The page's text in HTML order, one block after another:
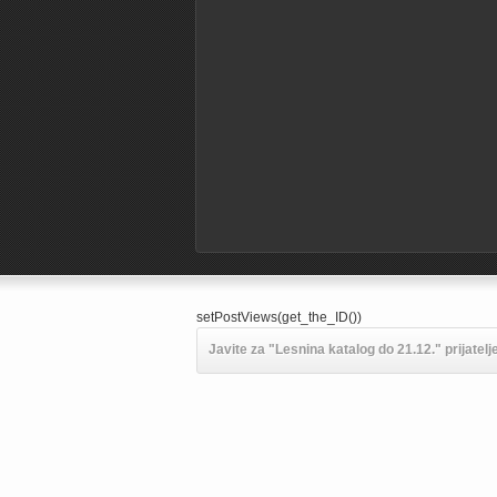
setPostViews(get_the_ID())
Javite za "Lesnina katalog do 21.12."